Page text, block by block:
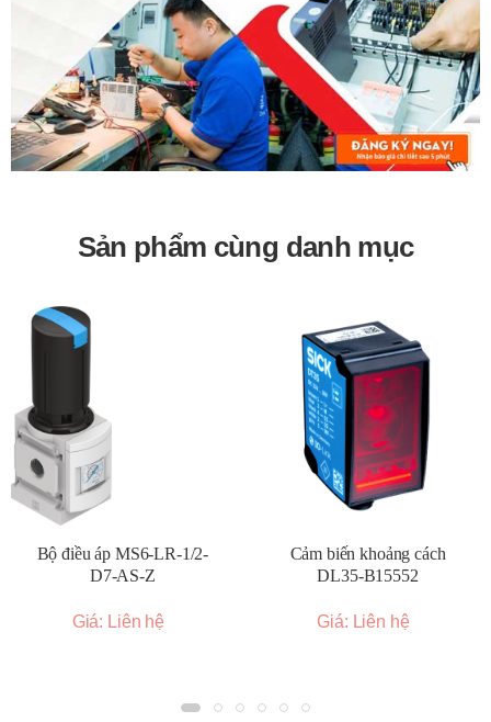
Sản phẩm cùng danh mục
Bộ điều áp MS6-LR-1/2-
D7-AS-Z
Giá: Liên hệ
Cảm biến khoảng cách
DL35-B15552
Giá: Liên hệ